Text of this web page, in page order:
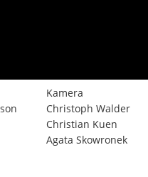
Kamera
Christoph Walder
Christian Kuen
Agata Skowronek